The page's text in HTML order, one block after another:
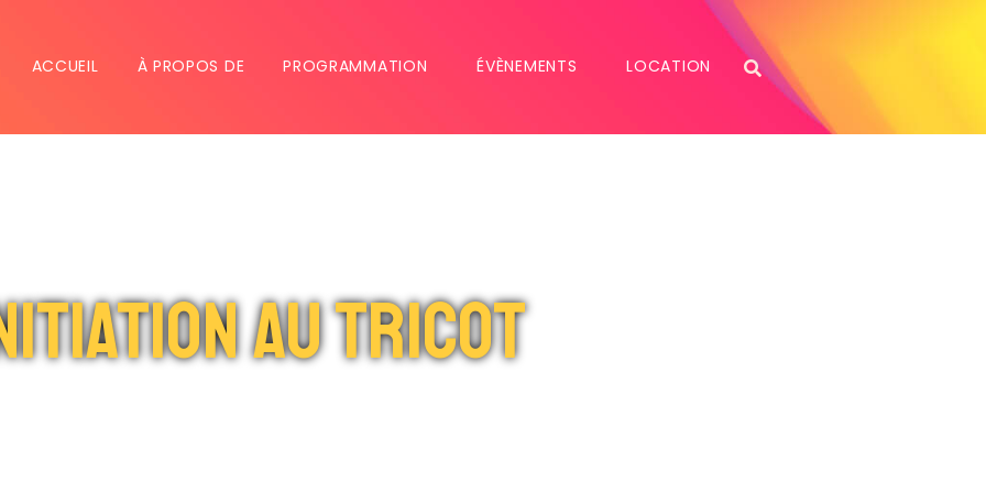
ACCUEIL À PROPOS DE PROGRAMMATION ÉVÈNEMENTS LOCATION
au tricot